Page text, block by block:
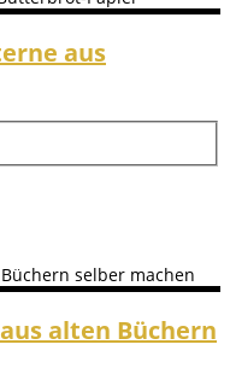
aus
alten Büchern